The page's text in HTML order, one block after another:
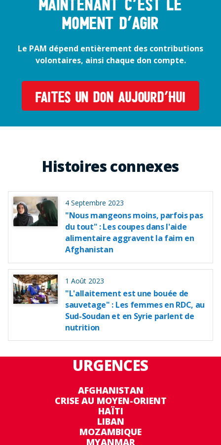
Maintenant c’est le
moment d’agir
Le PAM dépend entièrement des contributions
volontaires, ainsi chaque don compte.
FAITES UN DON AUJOURD’HUI
Histoires connexes
4 Septembre 2023
"Nous mangeons moins, parfois pas
du tout" : Les coupes dans l'aide
alimentaire aggravent la faim en
Afghanistan
1 Août 2023
"L'allaitement est une bouée de
sauvetage" : Les femmes en RDC, au
Sud-Soudan et en Syrie parlent de
nutrition
URGENCES
AFGHANISTAN
CRISE AU MOYEN-ORIENT
HAÏTI
LIBAN
MOZAMBIQUE
MYANMAR